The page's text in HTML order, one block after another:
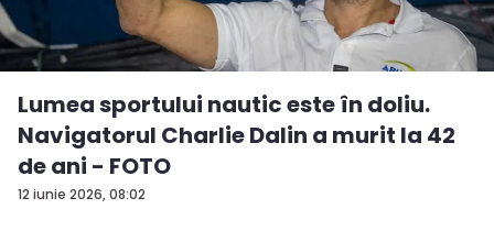
12 iunie 2026, 08:02
Lumea sportului nautic este în doliu.
Navigatorul Charlie Dalin a murit la 42
de ani - FOTO